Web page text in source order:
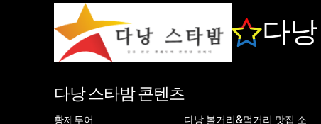
다
다낭 스타밤 콘텐츠
황제투어 다낭 볼거리&먹거리 맛집 소